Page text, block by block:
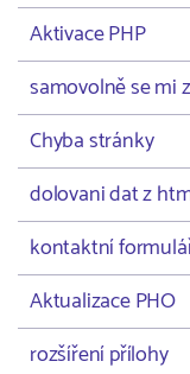
Aktivace PHP
samovolně se mi
Chyba stránky
dolovani dat z
kontaktní
Aktualizace PHO
rozšíření přílohy